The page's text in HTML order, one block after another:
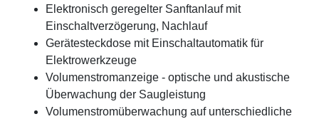
Elektronisch geregelter Sanftanlauf mit
Einschaltverzögerung, Nachlauf
Gerätesteckdose mit Einschaltautomatik für
Elektrowerkzeuge
Volumenstromanzeige - optische und akustische
Überwachung der Saugleistung
Volumenstromüberwachung auf unterschiedliche